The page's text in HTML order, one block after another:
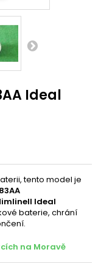
Ideal
tento model je
Ideal
baterie, chrání
na Moravě